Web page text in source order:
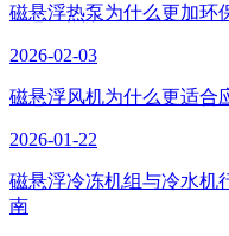
磁悬浮热泵为什么更加环
2026-02-03
磁悬浮风机为什么更适合
2026-01-22
磁悬浮冷冻机组与冷水机
南